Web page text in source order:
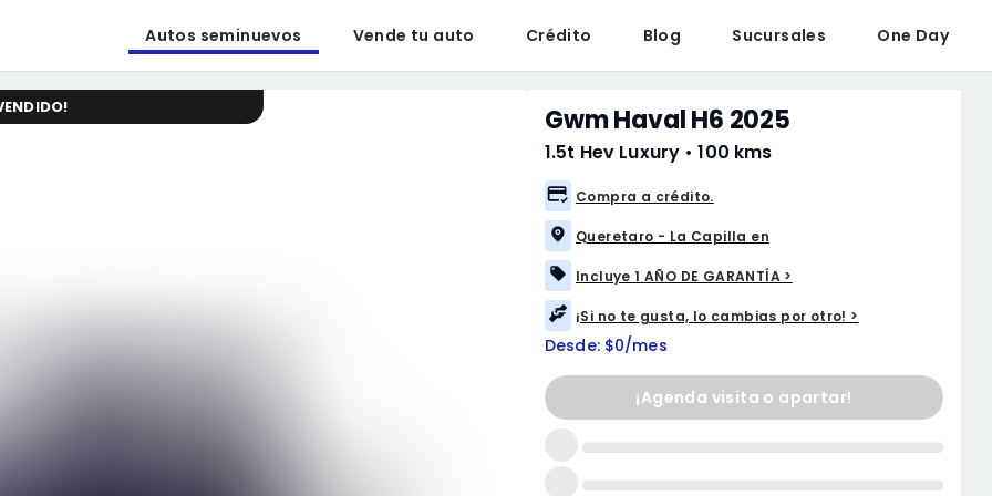
Autos seminuevos Vende tu auto Crédito Blog Sucursales One Day
! Gwm Haval H6 2025
1.5t Hev Luxury • 100 kms
Compra a crédito.
Queretaro - La Capilla en
Incluye 1 AÑO DE GARANTÍA >
¡Si no te gusta, lo cambias por otro! >
Desde: $0/mes
¡Agenda visita o apartar!